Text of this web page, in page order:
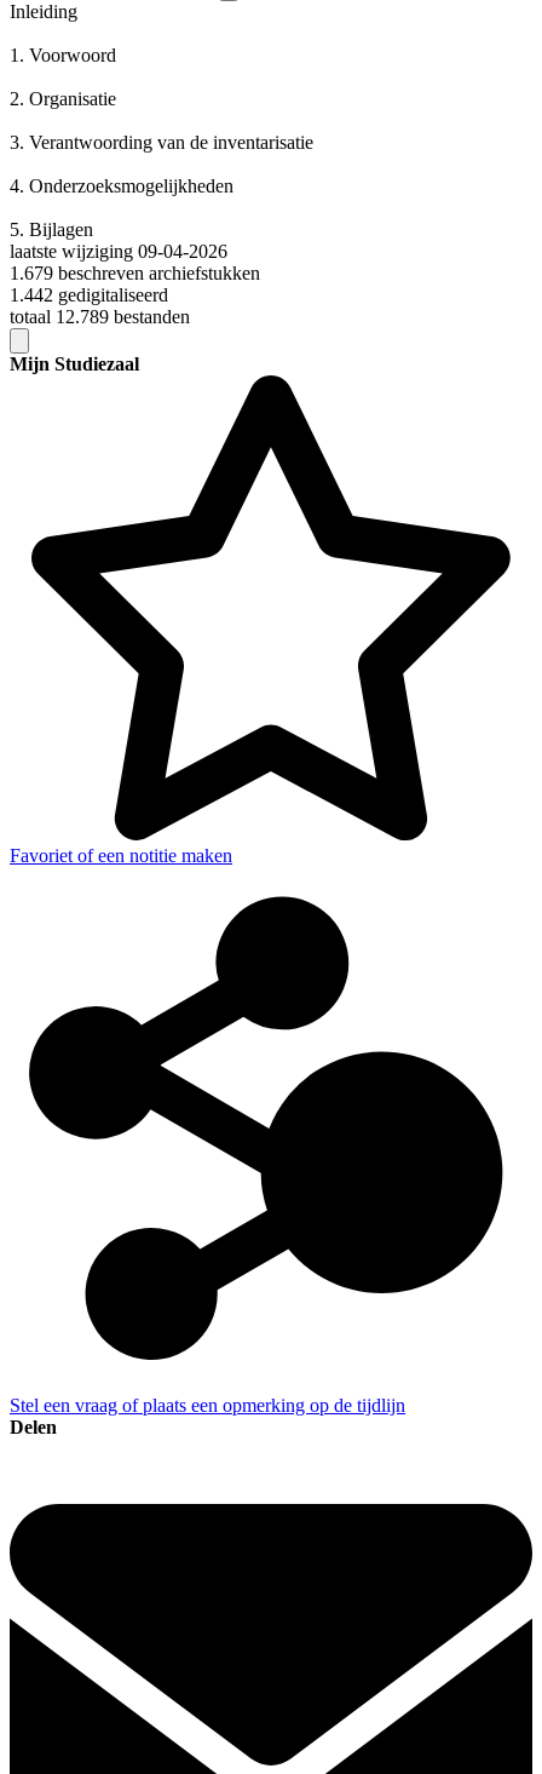
Inleiding
1. Voorwoord
2. Organisatie
3. Verantwoording van de inventarisatie
4. Onderzoeksmogelijkheden
5. Bijlagen
laatste wijziging 09-04-2026
1.679 beschreven archiefstukken
1.442 gedigitaliseerd
totaal 12.789 bestanden
Mijn Studiezaal
Favoriet of een notitie maken
Stel een vraag of plaats een opmerking op de tijdlijn
Delen